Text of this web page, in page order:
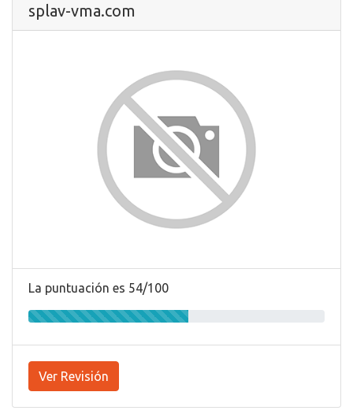
splav-vma.com
La puntuación es 54/100
Ver Revisión